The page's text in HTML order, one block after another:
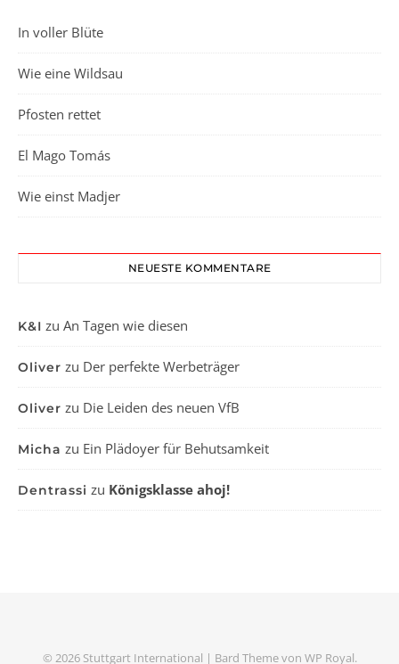
In voller Blüte
Wie eine Wildsau
Pfosten rettet
El Mago Tomás
Wie einst Madjer
NEUESTE KOMMENTARE
K&I zu An Tagen wie diesen
Oliver zu Der perfekte Werbeträger
Oliver zu Die Leiden des neuen VfB
Micha zu Ein Plädoyer für Behutsamkeit
Dentrassi zu Königsklasse ahoj!
© 2026 Stuttgart International | Bard Theme von WP Royal.